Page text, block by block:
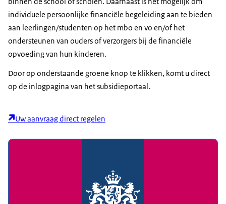
individuele persoonlijke financiële begeleiding aan te bieden
aan leerlingen/studenten op het mbo en vo en/of het
ondersteunen van ouders of verzorgers bij de financiële
opvoeding van hun kinderen.
Door op onderstaande groene knop te klikken, komt u direct
op de inlogpagina van het subsidieportaal.
Uw aanvraag direct regelen
Nieuws